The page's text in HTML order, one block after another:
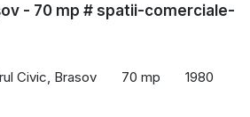
- 70 mp # spatii-comerciale-
Civic, Brasov 70 mp 1980